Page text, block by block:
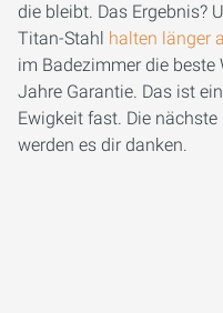
die bleibt. Das Ergebnis?
Titan-Stahl halten länger
im Badezimmer die beste
Jahre Garantie. Das ist
Ewigkeit fast. Die
werden es dir danken.